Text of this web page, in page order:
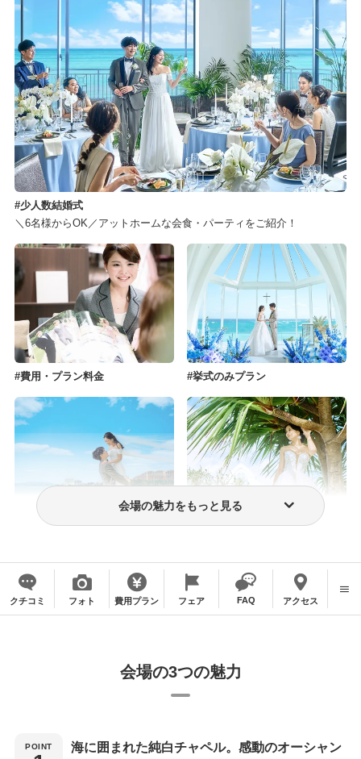
少人数結婚式
＼6名様からOK／アットホームな会食・パーティをご紹介！
費用・プラン料金 挙式のみプラン
会場の魅力をもっと見る
クチコミ フォト 費用プラン フェア FAQ アクセス
会場の3つの魅力
海に囲まれた純白チャペル。感動のオーシャン